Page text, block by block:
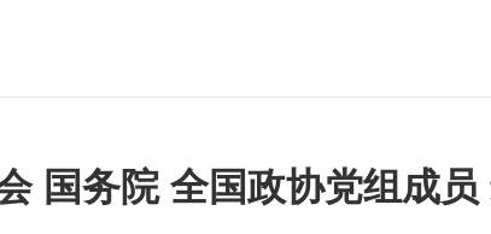
国务院 全国政协党组成